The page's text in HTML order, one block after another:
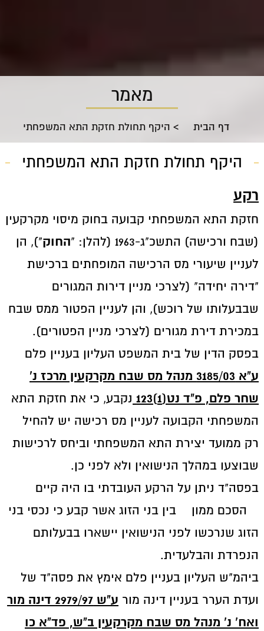
מאמר
דף הבית > היקף תחולת חזקת התא המשפחתי
היקף תחולת חזקת התא המשפחתי
רקע
חזקת התא המשפחתי קבועה בחוק מיסוי מקרקעין
(שבח ורכישה) התשכ"ג-1963 (להלן: "
החוק"), הן
לעניין שיעורי מס הרכישה המופחתים ברכישת
"דירה יחידה" (לצרכי מניין דירות המגורים
שבבעלותו של רוכש), והן לעניין הפטור ממס שבח
במכירת דירת מגורים (לצרכי מניין הפטורים).
בפסק הדין של בית המשפט העליון בעניין פלם
ע"א 3185/03 מנהל מס שבח מקרקעין מרכז נ'
שחר פלם, פ"ד נט(1)123
נקבע, כי את חזקת התא
המשפחתי הקבועה לעניין מס רכישה יש להחיל
רק ממועד יצירת התא המשפחתי וביחס לרכישות
שבוצעו במהלך הנישואין ולא לפני כן.
בפסה"ד ניתן על הרקע העובדתי בו היה קיים
הסכם ממון
בין בני הזוג אשר קבע כי נכסי בני
הזוג שנרכשו לפני הנישואין יישארו בבעלותם
הנפרדת והבלעדית.
ביהמ"ש העליון בעניין פלם אימץ את פסה"ד של
ועדת הערר בעניין דינה מור
ע"ש 2979/97 דינה מור
ואח' נ' מנהל מס שבח מקרקעין ב"ש, פד"א כו